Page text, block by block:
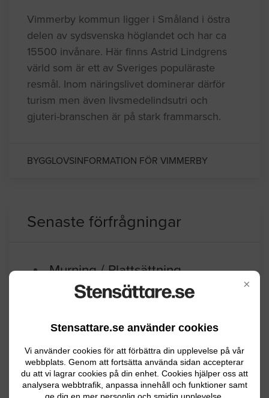
×
Stensattare.se använder cookies
Vi använder cookies för att förbättra din upplevelse på vår
webbplats. Genom att fortsätta använda sidan accepterar
du att vi lagrar cookies på din enhet. Cookies hjälper oss att
analysera webbtrafik, anpassa innehåll och funktioner samt
Vimmerby kommun ligger i Småland i östra
delen av sydsvenska höglandet och har ca
15500 invånare. Här finns Astrid Lindgrens
värld som är ett av Sveriges populäraste
resmål. Inom näringslivet dominerar därför
turism men även livsmedelindsutri och
gjuteri-branschen är på stark frammarsch.
BYGGLOVSINFORMATION FÖR VIMMERBY
Senaste förfrågningar
Murning / Plattsättning
En gång till huset 8×1,20 plattor finns
Mönsterås 07.14.2026 06:14
Anläggningsarbete
Jag undrar ca vad det kostar att lägga